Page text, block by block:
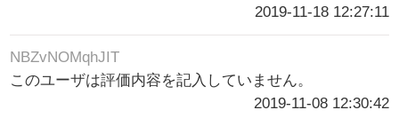
2019-11-18 12:27:11
NBZvNOMqhJIT
このユーザは評価内容を記入していません。
2019-11-08 12:30:42